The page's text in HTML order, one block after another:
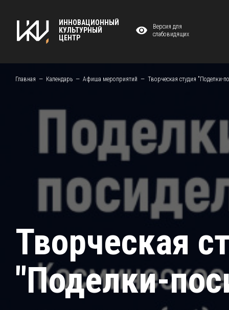
ИННОВАЦИОННЫЙ
КУЛЬТУРНЫЙ
ЦЕНТР
Версия для
слабовидящих
Главная Календарь Афиша мероприятий Творческая студия "Поделки-
Творческая
"Поделки-